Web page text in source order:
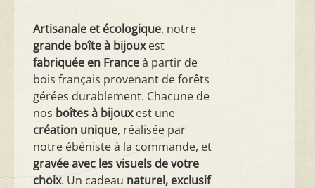
Artisanale et écologique, notre
grande boîte à bijouxest
fabriquée en Franceà partir de
bois français provenant de forêts
gérées durablement. Chacune de
nos boîtes à bijouxest une
création unique, réalisée par
notre ébéniste à la commande, et
gravée avec les visuels de votre
choix. Un cadeau naturel, exclusif